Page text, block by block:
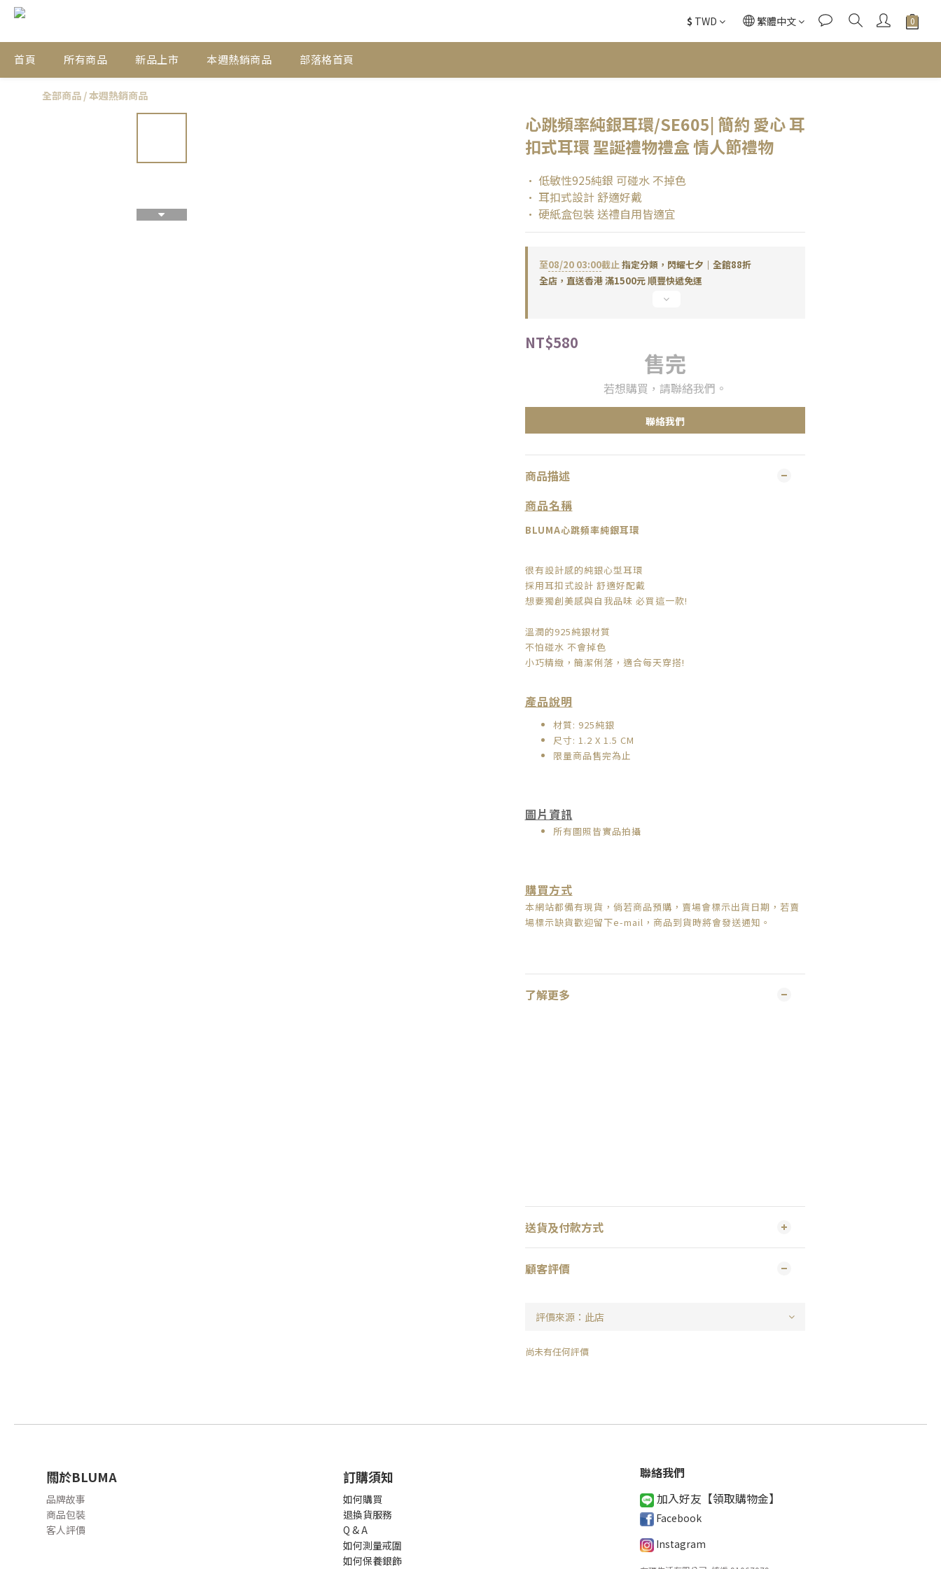
$ TWD 繁體中文
首頁 所有商品 新品上市 本週熱銷商品 部落格首頁
全部商品 /本週熱銷商品
心跳頻率純銀耳環/SE605| 簡約 愛心 耳
扣式耳環 聖誕禮物禮盒 情人節禮物
• 低敏性925純銀 可碰水 不掉色
• 耳扣式設計 舒適好戴
• 硬紙盒包裝 送禮自用皆適宜
至08/20 03:00截止指定分類，閃耀七夕｜全館88折
全店，直送香港 滿1500元 順豐快遞免運
NT$580
售完
若想購買，請聯絡我們。
聯絡我們
商品描述
商品名稱
BLUMA心跳頻率純銀耳環
很有設計感的純銀心型耳環
採用耳扣式設計 舒適好配戴
想要獨創美感與自我品味 必買這一款!
溫潤的925純銀材質
不怕碰水 不會掉色
小巧精緻，簡潔俐落，適合每天穿搭!
產品說明
材質: 925純銀
尺寸: 1.2 X 1.5 CM
限量商品售完為止
圖片資訊
所有圖照皆實品拍攝
購買方式
本網站都備有現貨，倘若商品預購，賣場會標示出貨日期， 若賣
場標示缺貨歡迎留下e-mail，商品到貨時將會發送通知。
了解更多
送貨及付款方式
顧客評價
尚未有任何評價
關於BLUMA
品牌故事
商品包裝
客人評價
訂購須知
如何購買
退換貨服務
Q & A
如何測量戒圍
如何保養銀飾
聯絡我們
加入好友【領取購物金】
Facebook
Instagram